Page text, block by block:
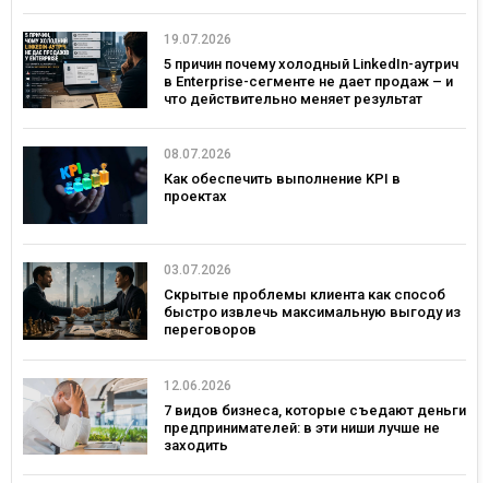
19.07.2026
5 причин почему холодный LinkedIn-аутрич
в Enterprise-сегменте не дает продаж – и
что действительно меняет результат
08.07.2026
Как обеспечить выполнение KPI в
проектах
03.07.2026
Скрытые проблемы клиента как способ
быстро извлечь максимальную выгоду из
переговоров
12.06.2026
7 видов бизнеса, которые съедают деньги
предпринимателей: в эти ниши лучше не
заходить